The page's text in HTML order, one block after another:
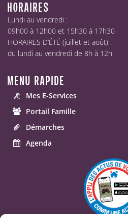
HORAIRES
Lundi au vendredi :
09h00 à 12h00 et 15h30 à 17h30
HORAIRES D’ÉTÉ (juillet et août) :
du lundi au vendredi de 8h à 12h
MENU RAPIDE
Mes E-Services
Portail Famille
Démarches
Agenda